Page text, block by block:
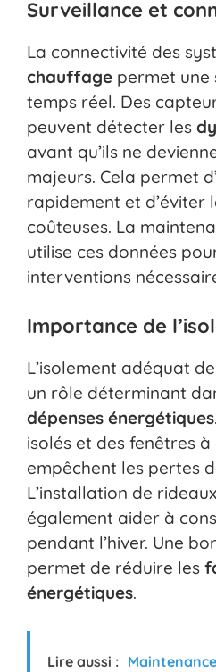
Surveillance et
La connectivité des
chauffage permet une
temps réel. Des
peuvent détecter les
avant qu’ils ne
majeurs. Cela permet
rapidement et d’éviter
coûteuses. La
utilise ces données
interventions
Importance de
L’isolement adéquat
un rôle déterminant
dépenses énergétiques
isolés et des fenêtres
empêchent les pertes
L’installation de
également aider à
pendant l’hiver. Une
permet de réduire les
énergétiques.
Lire aussi :